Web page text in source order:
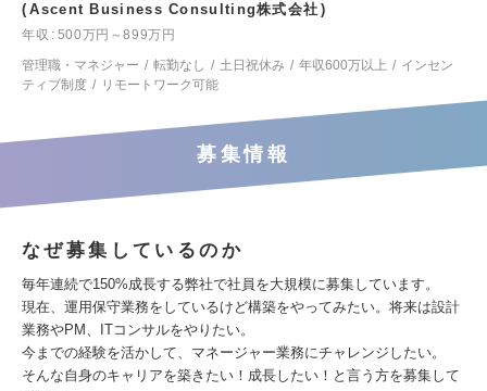
Ascent Business Consulting株式会社
年収
500万円～899万円
管理職・マネジャー
転勤なし 土日祝休み 年収600万以上
インセン
ティブ制度
リモートワーク可能
募集情報
なぜ募集しているのか
毎年連続で150%成長する弊社で社員を大規模に募集しています。
現在、運用保守業務をしているけど構築をやってみたい。将来は設計
業務やPM、ITコンサルをやりたい。
今までの経験を活かして、マネージャー業務にチャレンジしたい。
そんな自身のキャリアを築きたい！成長したい！と言う方を募集して